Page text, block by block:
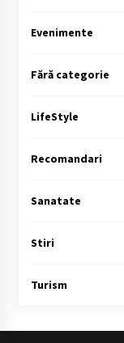
Evenimente
Fără categorie
LifeStyle
Recomandari
Sanatate
Stiri
Turism